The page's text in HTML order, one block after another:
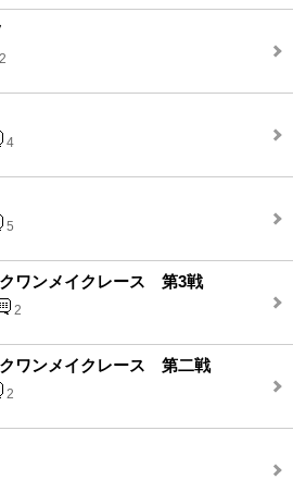
2
4
5
ワンメイクレース 第3戦
2
ワンメイクレース 第二戦
2